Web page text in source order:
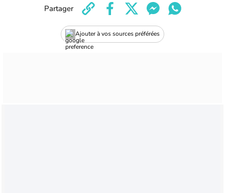
Ajouter à vos sources préférées
Partager